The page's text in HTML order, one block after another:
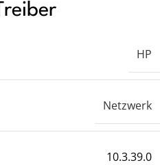
HP
Netzwerk
10.3.39.0